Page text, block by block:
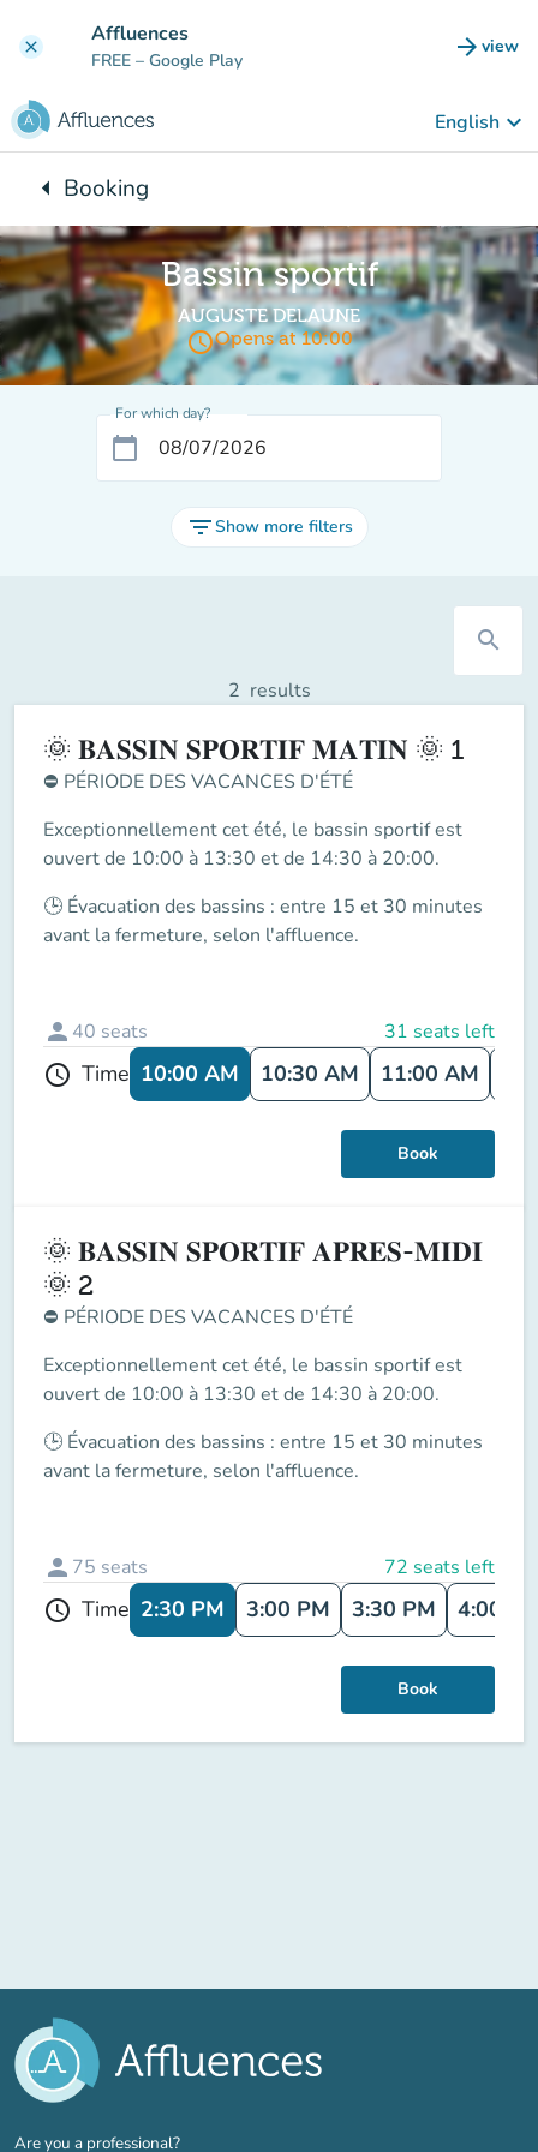
clear Affluences
FREE – Google Play arrow_forward view
(new
English keyboard_arrow_down
arrow_leftBack to:
Booking
Bassin sportif
AUGUSTE DELAUNE
access_timeOpens at 10:00
For which day?
calendar_today
filter_listShow more filters
search
2 results
🌞 𝐁𝐀𝐒𝐒𝐈𝐍 𝐒𝐏𝐎𝐑𝐓𝐈𝐅 𝐌𝐀𝐓𝐈𝐍 🌞 1
⛔ PÉRIODE DES VACANCES D'ÉTÉ
Exceptionnellement cet été, le bassin sportifest
ouvert de 10:00 à 13:30 et de 14:30 à 20:00.
🕒 Évacuation des bassins : entre 15 et 30 minutes
avant la fermeture, selon l'affluence.
person 40 seats 31 seats left
schedule Time 10:00 AM 10:30 AM 11:00 AM
Book
🌞 𝐁𝐀𝐒𝐒𝐈𝐍 𝐒𝐏𝐎𝐑𝐓𝐈𝐅 𝐀𝐏𝐑𝐄𝐒-𝐌𝐈𝐃𝐈
🌞 2
⛔ PÉRIODE DES VACANCES D'ÉTÉ
Exceptionnellement cet été, le bassin sportifest
ouvert de 10:00 à 13:30 et de 14:30 à 20:00.
🕒 Évacuation des bassins : entre 15 et 30 minutes
avant la fermeture, selon l'affluence.
person 75 seats 72 seats left
schedule Time 2:30 PM 3:00 PM 3:30 PM 4:00
Book
Are you a professional?(new tab)